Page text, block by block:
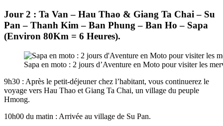
Jour 2 : Ta Van – Hau Thao & Giang Ta Chai – Su
Pan – Thanh Kim – Ban Phung – Ban Ho – Sapa
(Environ 80Km = 6 Heures).
Sapa en moto : 2 jours d’Aventure en Moto pour visiter les
9h30 : Après le petit-déjeuner chez l’habitant, vous continuerez le
voyage vers Hau Thao et Giang Ta Chai, un village du peuple
Hmong.
10h00 du matin : Arrivée au village de Su Pan.